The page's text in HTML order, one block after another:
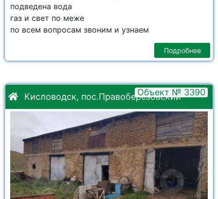
подведена вода
газ и свет по меже
по всем вопросам звоним и узнаем
Подробнее
Кисловодск, пос.Правоберезовский
Объект № 3390